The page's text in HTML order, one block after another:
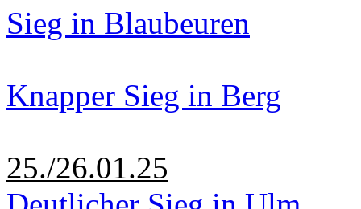
Sieg in Blaubeuren
Knapper Sieg in Berg
25./26.01.25